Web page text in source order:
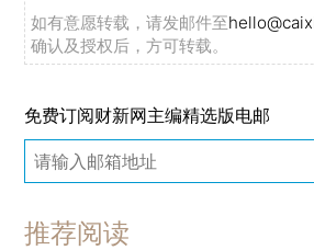
如有意愿转载，请发邮件至
确认及授权后，方可转载。
免费订阅财新网主编精选版电邮
推荐阅读